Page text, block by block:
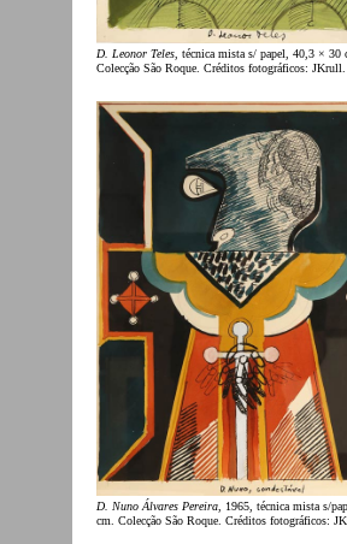
D. Leonor Teles, técnica mista s/ papel, 40,3 × 30
Colecção São Roque. Créditos fotográficos: JKrull.
D. Nuno Álvares Pereira , 1965, técnica mista s/
cm. Colecção São Roque. Créditos fotográficos: